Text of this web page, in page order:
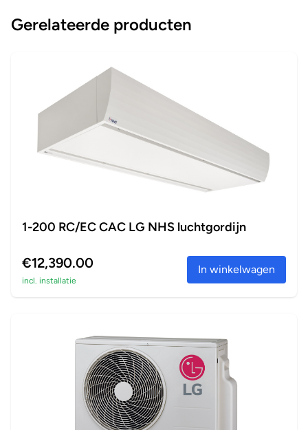
Gerelateerde producten
1-200 RC/EC CAC LG NHS luchtgordijn
€12,390.00
incl. installatie
In winkelwagen